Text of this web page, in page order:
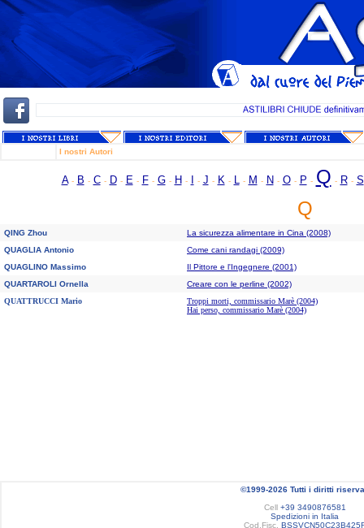
I nostri Autori
A - B - C - D - E - F - G - H - - J - K - L - M - N - O - P - Q - R - S
Q
QING Zhou
La sicurezza alimentare in Cina (2008)
QUAGLIA Antonio
Come cani randagi (2009)
QUAGLINO Massimo
Il Pittore e l'Ingegnere (2001)
QUARTAROLI Ornella
Creare con le perline (2002)
QUATTRUCCI Mario
Troppi morti, commissario Marè (2004)
Hai perso, commissario Marè (2004)
©1999-2026 Tutti i diritti
Cell+39 3490876581
Spedizioni in Italia
Cod.Fisc.